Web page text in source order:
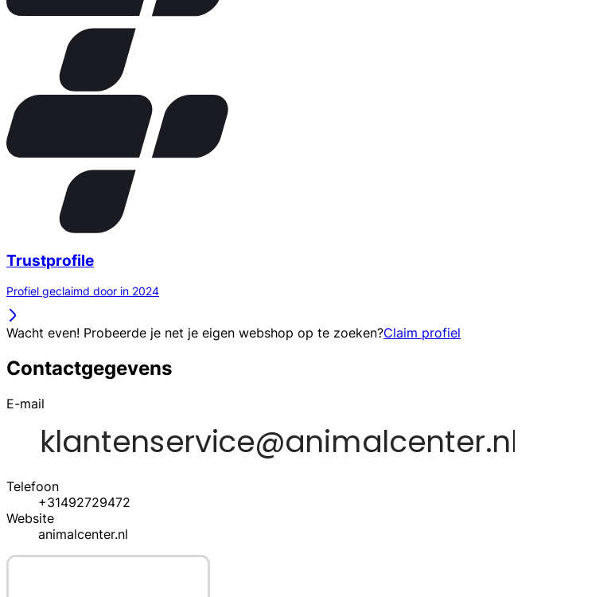
Trustprofile
Profiel geclaimd door in 2024
Wacht even! Probeerde je net je eigen webshop op te zoeken?Claim profiel
Contactgegevens
E-mail
Telefoon
+31492729472
Website
animalcenter.nl